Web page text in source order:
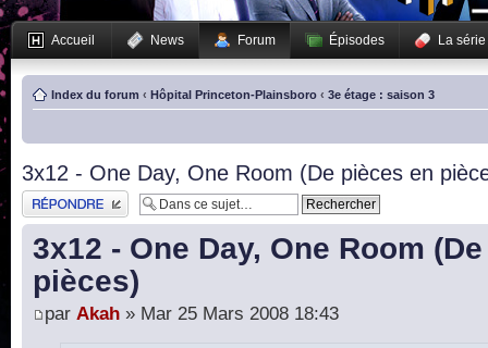
Accueil News Forum Épisodes La série
Index du forum ‹ Hôpital Princeton-Plainsboro ‹ 3e étage : saison 3
3x12 - One Day, One Room (De pièces en
Publier une réponse
3x12 - One Day, One Room
pièces)
par Akah » Mar 25 Mars 2008 18:43